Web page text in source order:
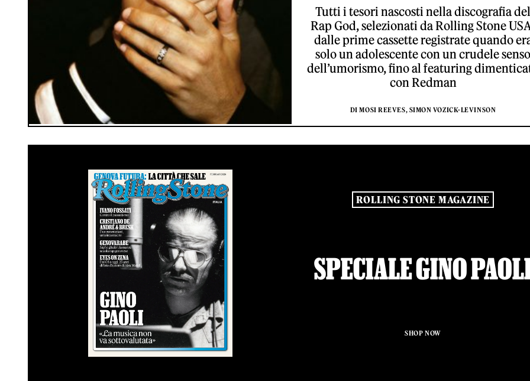
Tutti i tesori nascosti nella discografia del
Rap God, selezionati da Rolling Stone
dalle prime cassette registrate quando
solo un adolescente con un crudele senso
dell’umorismo, fino al featuring
con Redman
DI MOSI REEVES, SIMON VOZICK-LEVINSON
ROLLING STONE MAGAZINE
SPECIALE GINO
SHOP NOW